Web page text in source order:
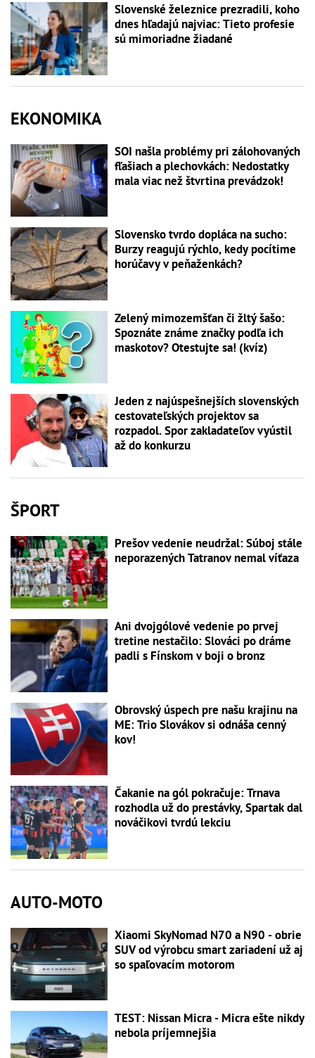
Slovenské železnice prezradili, koho
dnes hľadajú najviac: Tieto profesie
sú mimoriadne žiadané
EKONOMIKA
SOI našla problémy pri zálohovaných
fľašiach a plechovkách: Nedostatky
mala viac než štvrtina prevádzok!
Slovensko tvrdo dopláca na sucho:
Burzy reagujú rýchlo, kedy pocítime
horúčavy v peňaženkách?
Zelený mimozemšťan či žltý šašo:
Spoznáte známe značky podľa ich
maskotov? Otestujte sa! (kvíz)
Jeden z najúspešnejších slovenských
cestovateľských projektov sa
rozpadol. Spor zakladateľov vyústil
až do konkurzu
ŠPORT
Prešov vedenie neudržal: Súboj stále
neporazených Tatranov nemal víťaza
Ani dvojgólové vedenie po prvej
tretine nestačilo: Slováci po dráme
padli s Fínskom v boji o bronz
Obrovský úspech pre našu krajinu na
ME: Trio Slovákov si odnáša cenný
kov!
Čakanie na gól pokračuje: Trnava
rozhodla už do prestávky, Spartak dal
nováčikovi tvrdú lekciu
AUTO-MOTO
Xiaomi SkyNomad N70 a N90 - obrie
SUV od výrobcu smart zariadení už aj
so spaľovacím motorom
TEST: Nissan Micra - Micra ešte nikdy
nebola príjemnejšia